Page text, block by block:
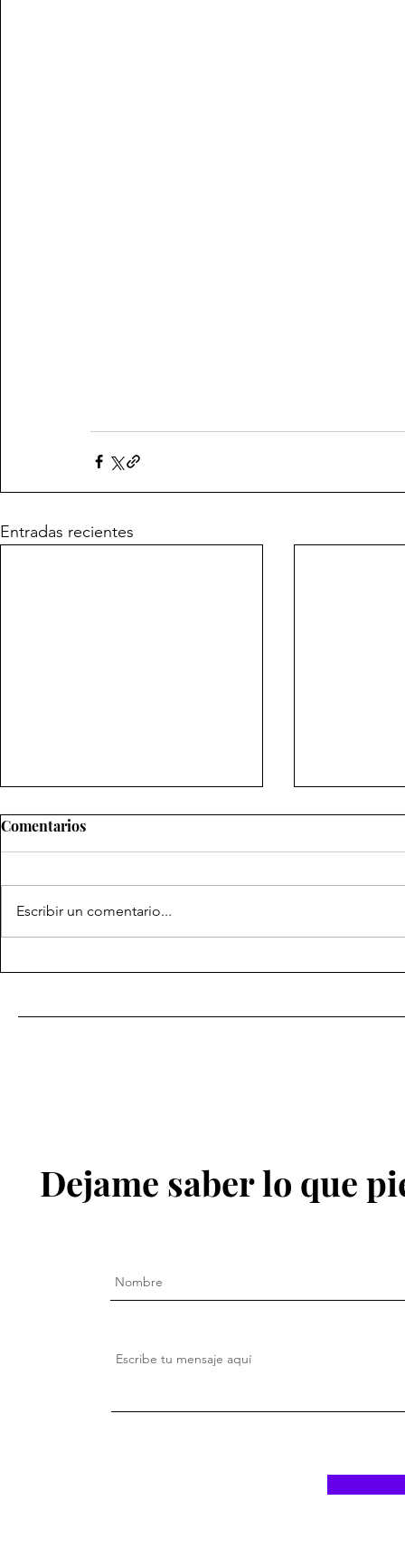
Entradas recientes
Comentarios
Escribir un comentario...
Dejame saber lo que